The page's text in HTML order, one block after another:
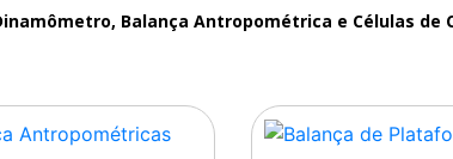
Balança Antropométrica e Células de